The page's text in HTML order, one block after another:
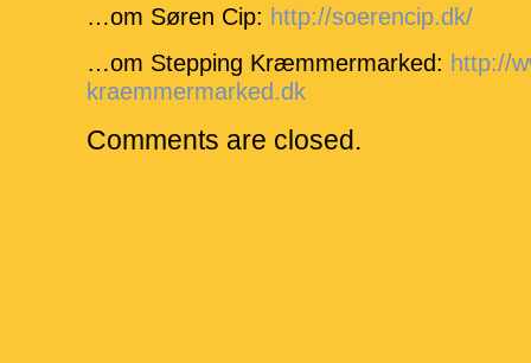
…om Søren Cip: http://soerencip.dk/
…om Stepping Kræmmermarked: http://
kraemmermarked.dk
Comments are closed.